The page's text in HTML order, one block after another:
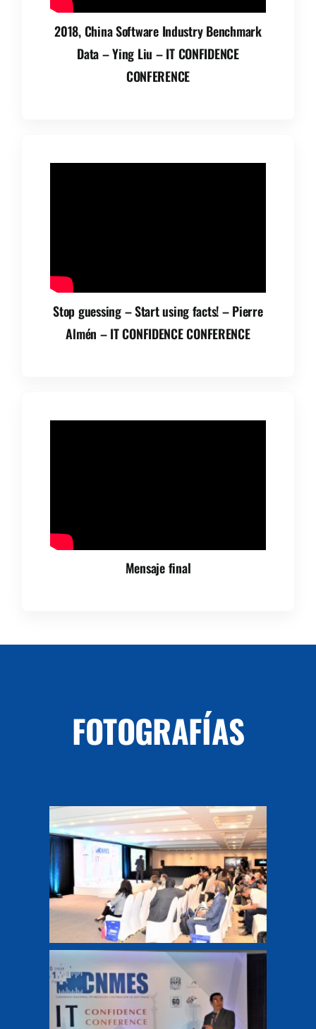
2018, China Software Industry Benchmark
Data – Ying Liu – IT CONFIDENCE
CONFERENCE
Stop guessing – Start using facts! – Pierre
Almén – IT CONFIDENCE CONFERENCE
Mensaje final
FOTOGRAFÍAS